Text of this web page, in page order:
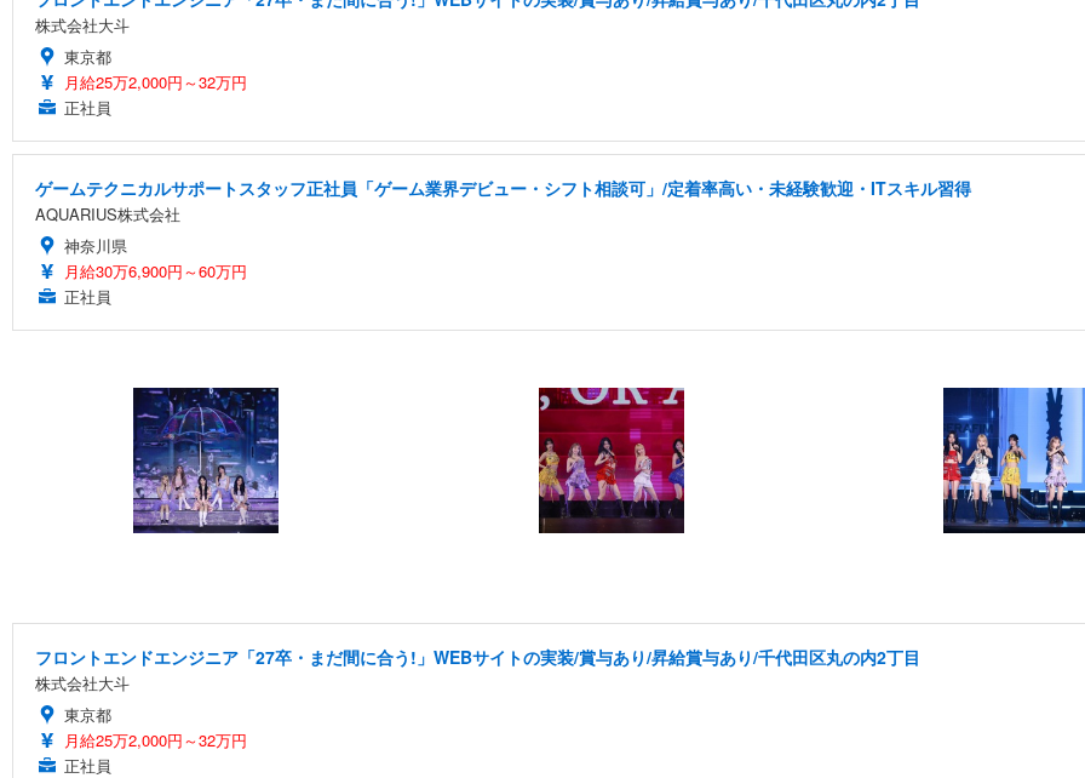
株式会社大斗
東京都
月給25万2,000円～32万円
正社員
ゲームテクニカルサポートスタッフ正社員「ゲーム業界デビュー・シフト相談可」/定着率高い・未経験歓迎・ITスキル習得
AQUARIUS株式会社
神奈川県
月給30万6,900円～60万円
正社員
フロントエンドエンジニア「27卒・まだ間に合う!」WEBサイトの実装/賞与あり/昇給賞与あり/千代田区丸の内2丁目
株式会社大斗
東京都
月給25万2,000円～32万円
正社員